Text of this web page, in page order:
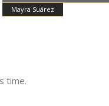
Mayra Suárez
time.